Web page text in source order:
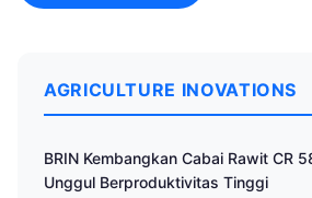
AGRICULTURE INOVATIONS
BRIN Kembangkan Cabai Rawit CR
Unggul Berproduktivitas Tinggi